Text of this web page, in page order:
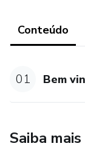
Conteúdo
01 Bem
Saiba